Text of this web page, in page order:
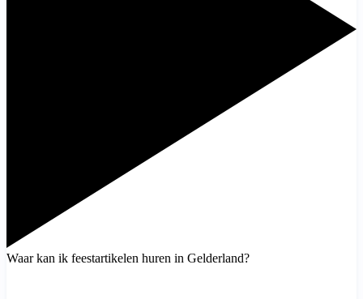
Waar kan ik feestartikelen huren in Gelderland?